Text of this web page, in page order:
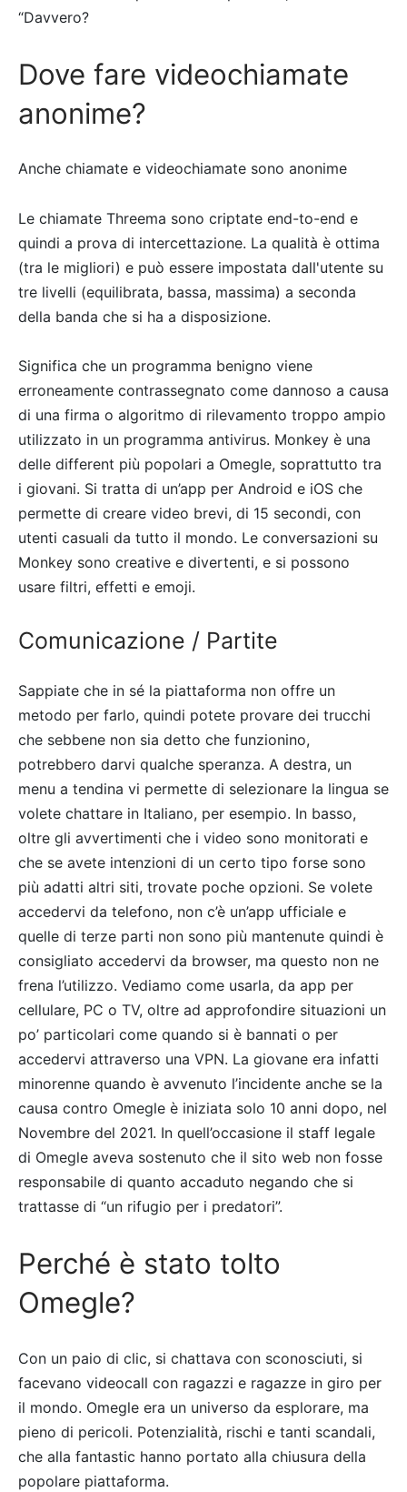
“Davvero?
Dove fare videochiamate
anonime?
Anche chiamate e videochiamate sono anonime
Le chiamate Threema sono criptate end-to-end e
quindi a prova di intercettazione. La qualità è ottima
(tra le migliori) e può essere impostata dall'utente su
tre livelli (equilibrata, bassa, massima) a seconda
della banda che si ha a disposizione.
Significa che un programma benigno viene
erroneamente contrassegnato come dannoso a causa
di una firma o algoritmo di rilevamento troppo ampio
utilizzato in un programma antivirus. Monkey è una
delle different più popolari a Omegle, soprattutto tra
i giovani. Si tratta di un’app per Android e iOS che
permette di creare video brevi, di 15 secondi, con
utenti casuali da tutto il mondo. Le conversazioni su
Monkey sono creative e divertenti, e si possono
usare filtri, effetti e emoji.
Comunicazione / Partite
Sappiate che in sé la piattaforma non offre un
metodo per farlo, quindi potete provare dei trucchi
che sebbene non sia detto che funzionino,
potrebbero darvi qualche speranza. A destra, un
menu a tendina vi permette di selezionare la lingua se
volete chattare in Italiano, per esempio. In basso,
oltre gli avvertimenti che i video sono monitorati e
che se avete intenzioni di un certo tipo forse sono
più adatti altri siti, trovate poche opzioni. Se volete
accedervi da telefono, non c’è un’app ufficiale e
quelle di terze parti non sono più mantenute quindi è
consigliato accedervi da browser, ma questo non ne
frena l’utilizzo. Vediamo come usarla, da app per
cellulare, PC o TV, oltre ad approfondire situazioni un
po’ particolari come quando si è bannati o per
accedervi attraverso una VPN. La giovane era infatti
minorenne quando è avvenuto l’incidente anche se la
causa contro Omegle è iniziata solo 10 anni dopo, nel
Novembre del 2021. In quell’occasione il staff legale
di Omegle aveva sostenuto che il sito web non fosse
responsabile di quanto accaduto negando che si
trattasse di “un rifugio per i predatori”.
Perché è stato tolto
Omegle?
Con un paio di clic, si chattava con sconosciuti, si
facevano videocall con ragazzi e ragazze in giro per
il mondo. Omegle era un universo da esplorare, ma
pieno di pericoli. Potenzialità, rischi e tanti scandali,
che alla fantastic hanno portato alla chiusura della
popolare piattaforma.